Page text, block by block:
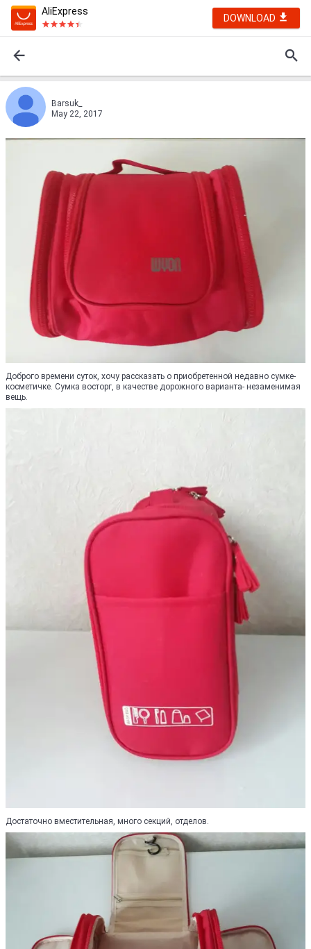
AliExpress
DOWNLOAD
Barsuk_
May 22, 2017
Доброго времени суток, хочу рассказать о приобретенной недавно сумке-
косметичке. Сумка восторг, в качестве дорожного варианта- незаменимая
вещь.
Достаточно вместительная, много секций, отделов.